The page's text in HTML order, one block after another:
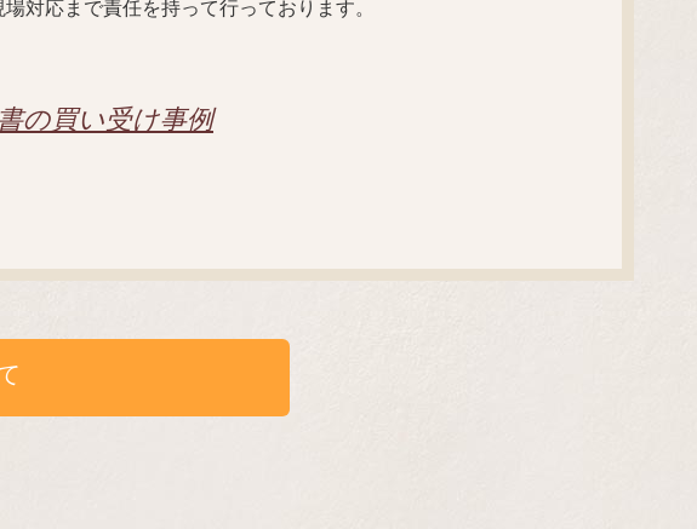
対応まで責任を持って行っております。
の買い受け事例